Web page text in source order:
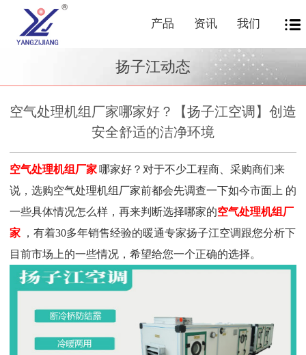
产品 资讯 我们
扬子江动态
空气处理机组厂家哪家好？【扬子江空调】创造
安全舒适的洁净环境
空气处理机组厂家 哪家好？对于不少工程商、采购商们来
说，选购空气处理机组 厂家前都会先调查一下如今市面上 的
一些具体情况怎么样，再来判断选择哪家的空气处理机组厂
家 ， 有着30多年销售经验的暖通专家扬子江空调跟您分析下
目前市场上的一些情况，希望给您一个正确的选择。